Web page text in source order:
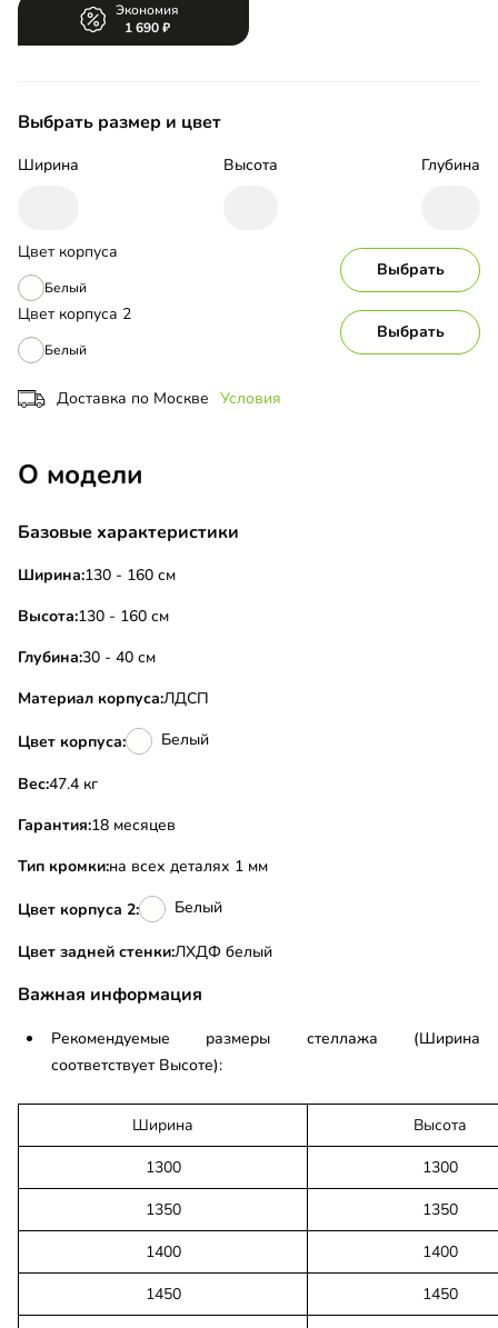
Экономия
1 690
Выбрать размер и цвет
Ширина Высота Глубина
Цвет корпуса
Белый
Выбрать
Цвет корпуса 2
Белый
Выбрать
Доставка по Москве Условия
О модели
Базовые характеристики
Ширина:130 - 160 см
Высота:130 - 160 см
Глубина:30 - 40 см
Материал корпуса:ЛДСП
Цвет корпуса: Белый
Вес:
47.4 кг
Гарантия:18 месяцев
Тип кромки:на всех деталях 1 мм
Цвет корпуса 2: Белый
Цвет задней стенки:ЛХДФ белый
Важная информация
Рекомендуемые размеры стеллажа (Ширина
соответствует Высоте):
Ширина
Высота
1300
1300
1350
1350
1400
1400
1450
1450